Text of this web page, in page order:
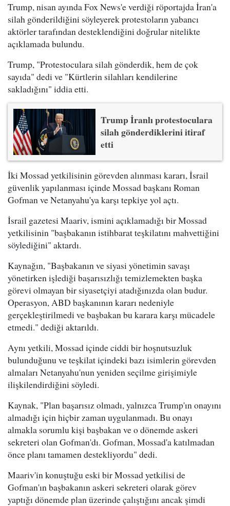
Trump, nisan ayında Fox News'e verdiği röportajda İran'a
silah gönderildiğini söyleyerek protestoların yabancı
aktörler tarafından desteklendiğini doğrular nitelikte
açıklamada bulundu.
Trump, "Protestoculara silah gönderdik, hem de çok
sayıda" dedi ve "Kürtlerin silahları kendilerine
sakladığını" iddia etti.
Trump İranlı protestoculara
silah gönderdiklerini itiraf
etti
İki Mossad yetkilisinin görevden alınması kararı, İsrail
güvenlik yapılanması içinde Mossad başkanı Roman
Gofman ve Netanyahu'ya karşı tepkiye yol açtı.
İsrail gazetesi Maariv, ismini açıklamadığı bir Mossad
yetkilisinin "başbakanın istihbarat teşkilatını mahvettiğini
söylediğini" aktardı.
Kaynağın, "Başbakanın ve siyasi yönetimin savaşı
yönetirken işlediği başarısızlığı temizlemekten başka
görevi olmayan bir siyasetçiyi atadığınızda olan budur.
Operasyon, ABD başkanının kararı nedeniyle
gerçekleştirilmedi ve başbakan bu karara karşı mücadele
etmedi." dediği aktarıldı.
Aynı yetkili, Mossad içinde ciddi bir hoşnutsuzluk
bulunduğunu ve teşkilat içindeki bazı isimlerin görevden
almaları Netanyahu'nun yeniden seçilme girişimiyle
ilişkilendirdiğini söyledi.
Kaynak, "Plan başarısız olmadı, yalnızca Trump'ın onayını
almadığı için hiçbir zaman uygulanmadı. Bu onayı
almakla sorumlu kişi başbakan ve o dönemde askeri
sekreteri olan Gofman'dı. Gofman, Mossad'a katılmadan
önce planı tamamen destekliyordu" dedi.
Maariv'in konuştuğu eski bir Mossad yetkilisi de
Gofman'ın başbakanın askeri sekreteri olarak görev
yaptığı dönemde plan üzerinde çalıştığını ancak şimdi